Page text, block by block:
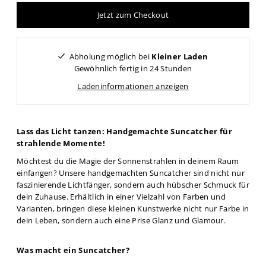
Jetzt zum Checkout
Abholung möglich bei Kleiner Laden
Gewöhnlich fertig in 24 Stunden
Ladeninformationen anzeigen
Lass das Licht tanzen: Handgemachte Suncatcher für
strahlende Momente!
Möchtest du die Magie der Sonnenstrahlen in deinem Raum
einfangen? Unsere handgemachten Suncatcher sind nicht nur
faszinierende Lichtfänger, sondern auch hübscher Schmuck für
dein Zuhause. Erhältlich in einer Vielzahl von Farben und
Varianten, bringen diese kleinen Kunstwerke nicht nur Farbe in
dein Leben, sondern auch eine Prise Glanz und Glamour.
Was macht ein Suncatcher?